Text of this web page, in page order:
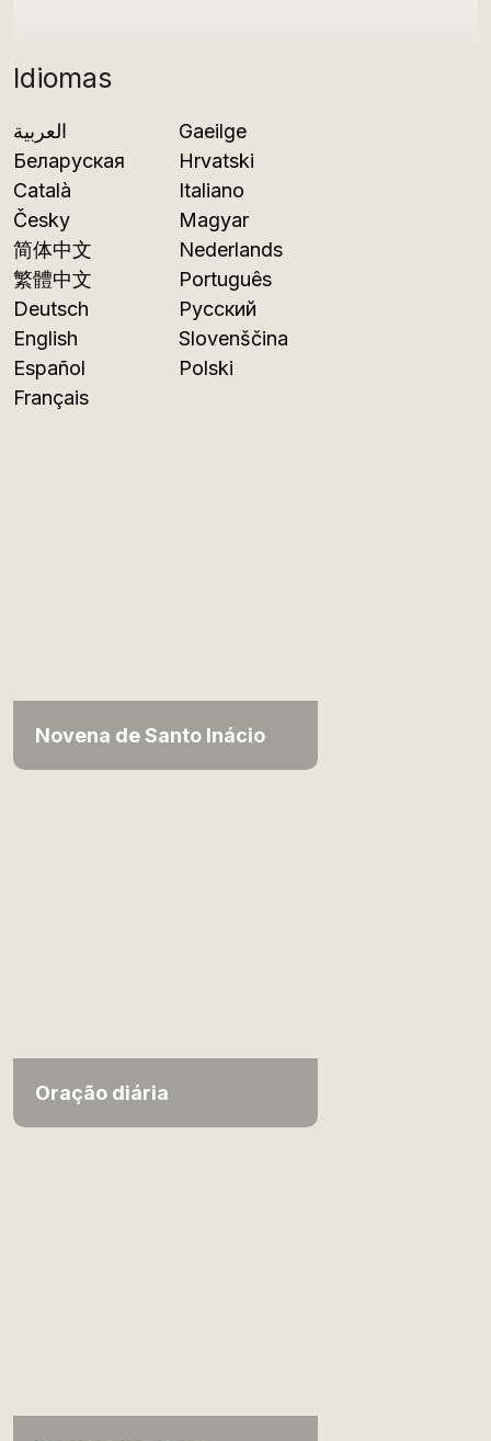
Idiomas
العربية
Беларуская
Català
Česky
简体中文
繁體中文
Deutsch
English
Español
Français
Gaeilge
Hrvatski
Italiano
Magyar
Nederlands
Português
Русский
Slovenščina
Polski
Novena de Santo Inácio
Oração diária